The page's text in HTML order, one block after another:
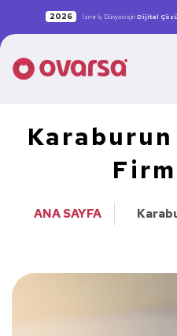
2026 İzmir İş Dünyası için Dijital
ANA SAYFA